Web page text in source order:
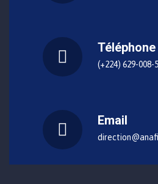
Téléphone
(+224) 629-008-
Email